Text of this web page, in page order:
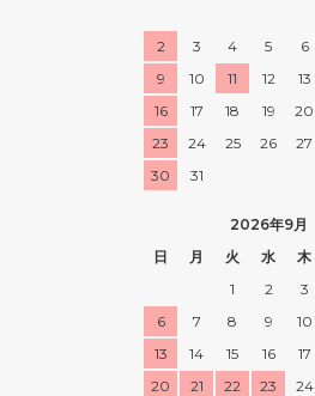
2
3 4 5 6
9
10 11 12 13
16
17 18 19 20
23
24 25 26 27
30
31
2026年9月
日
月 火 水 木
1
2 3
6
7 8 9 10
13
14 15 16 17
20
21 22 23 24